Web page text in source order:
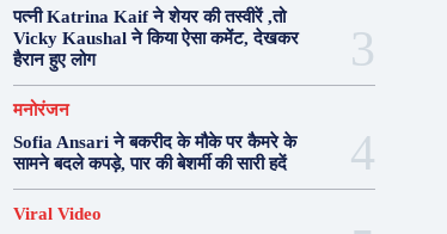
पत्नी Katrina Kaif ने शेयर की तस्वीरें ,तो
Vicky Kaushal ने किया ऐसा कमेंट, देखकर
हैरान हुए लोग
मनोरंजन
Sofia Ansari ने बकरीद के मौके पर कैमरे के
सामने बदले कपड़े, पार की बेशर्मी की सारी हदें
Viral Video